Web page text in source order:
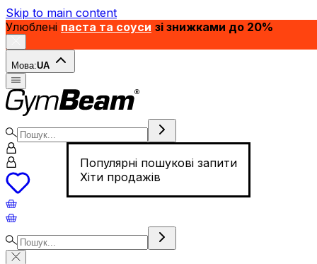
Skip to main content
Улюблені паста та соуси зі знижками до 20%
Мова:UA
Популярні пошукові запити
Хіти продажів